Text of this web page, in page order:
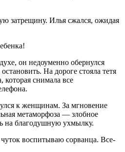
затрещину. Илья сжался, ожидая
он недоуменно обернулся
На дороге стояла тетя
которая снимала все
к женщинам. За мгновение
метаморфоза — злобное
на благодушную ухмылку.
воспитываю сорванца. Все-